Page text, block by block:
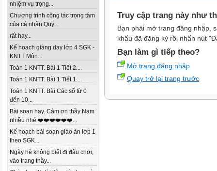
nhiệm vụ trọng...
Chương trình công tác trọng tâm
của cá nhân Quý...
rất hay...
Kế hoạch giảng dạy lớp 4 SGK -
KNTT Môn...
Toán 1 KNTT. Bài 1 Tiết 2....
Toán 1 KNTT. Bài 1 Tiết 1....
Toán 1 KNTT. Bài Các số từ 0
đến 10...
Bài soạn hay. Cảm ơn thầy Nam
nhiều nhé ❤️❤️❤️❤️❤️❤️...
Kế hoạch bài soạn giáo án lớp 1
theo SGK...
Ngày hè không biết đi đâu chơi,
vào trang thầy...
Truy cập trang này như
Bạn phải mở trang đăng nhập,
khẩu đã đăng ký rồi nhấn nút
Bạn làm gì tiếp theo?
Mở trang đăng nhập
Quay trở lại trang trước